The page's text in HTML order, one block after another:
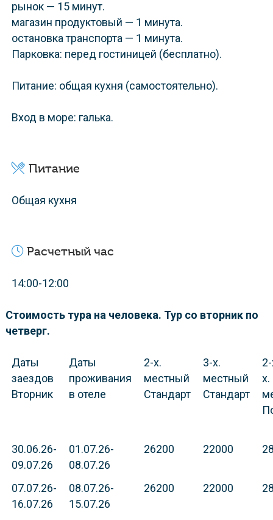
рынок — 15 минут.
магазин продуктовый — 1 минута.
остановка транспорта — 1 минута.
Парковка: перед гостиницей (бесплатно).
Питание: общая кухня (самостоятельно).
Вход в море: галька.
Питание
Общая кухня
Расчетный час
14:00-12:00
Стоимость тура на человека. Тур со вторник по
четверг.
Даты
заездов
Вторник
Даты
проживания
в отеле
2-х.
местный
Стандарт
3-х.
местный
Стандарт
х.
30.06.26-
09.07.26
01.07.26-
08.07.26
26200 22000
07.07.26-
16.07.26
08.07.26-
15.07.26
26200 22000